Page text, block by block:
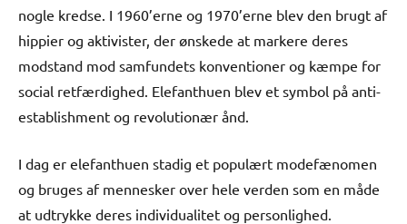
nogle kredse. I 1960’erne og 1970’erne blev den brugt af
hippier og aktivister, der ønskede at markere deres
modstand mod samfundets konventioner og kæmpe for
social retfærdighed. Elefanthuen blev et symbol på anti-
establishment og revolutionær ånd.
I dag er elefanthuen stadig et populært modefænomen
og bruges af mennesker over hele verden som en måde
at udtrykke deres individualitet og personlighed.